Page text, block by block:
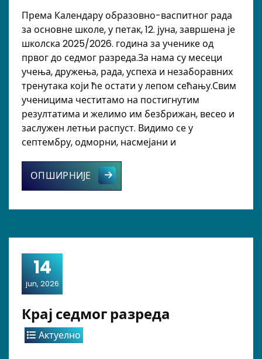
Према Календару образовно-васпитног рада
за основне школе, у петак, 12. јуна, завршена је
школска 2025/2026. година за ученике од
првог до седмог разреда.За нама су месеци
учења, дружења, рада, успеха и незаборавних
тренутака који ће остати у лепом сећању.Свим
ученицима честитамо на постигнутим
резултатима и желимо им безбрижан, весео и
заслужен летњи распуст. Видимо се у
септембру, одморни, насмејани и
ОПШИРНИЈЕ Распуст
14
jun, 2026
Крај седмог разреда
Актуелно